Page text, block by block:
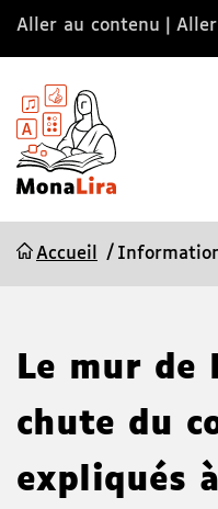
Aller au contenu Aller
Accueil
Le mur
chute du
expliqués